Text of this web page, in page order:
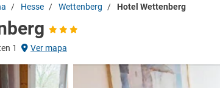
/ Hesse / Wettenberg / Hotel Wettenberg
1 Ver mapa